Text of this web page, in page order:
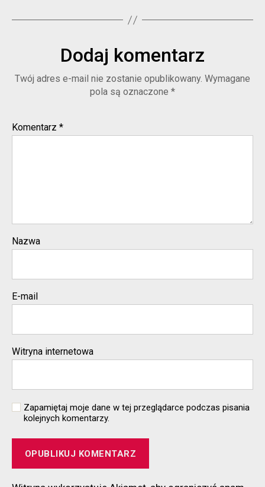
Dodaj komentarz
Twój adres e-mail nie zostanie opublikowany. Wymagane
pola są oznaczone *
Komentarz *
Nazwa
E-mail
Witryna internetowa
Zapamiętaj moje dane w tej przeglądarce podczas pisania
kolejnych komentarzy.